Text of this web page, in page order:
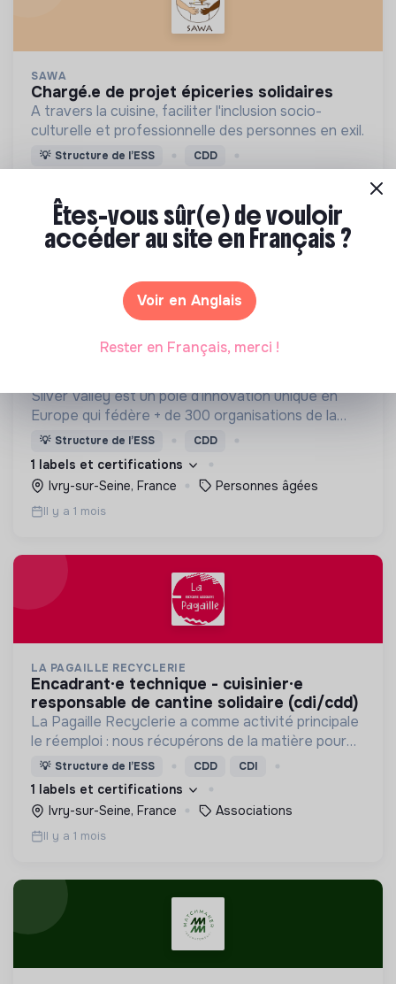
SAWA
chargé.e de projet épiceries solidaires
A travers la cuisine, faciliter l'inclusion socio-
culturelle et professionnelle des personnes en exil.
💡 Structure de l’ESS CDD
Il y a 24 jours
Silver Valley est un pôle d’innovation unique en
Europe qui fédère + de 300 organisations de la
Silver Économie, filière transversale qui répond
aux besoins et usages des seniors et de leur
entourage.
💡 Structure de l’ESS CDD
1 labels et certifications
Ivry-sur-Seine, France
Personnes âgées
Il y a 1 mois
LA PAGAILLE RECYCLERIE
encadrant·e technique - cuisinier·e
responsable de cantine solidaire (cdi/cdd)
La Pagaille Recyclerie a comme activité principale
le réemploi : nous récupérons de la matière pour
éviter qu’elle ne finisse à la poubelle ou à la
déchèterie.
💡 Structure de l’ESS CDD CDI
1 labels et certifications
Ivry-sur-Seine, France
Associations
Il y a 1 mois
Êtes-vous sûr(e) de vouloir
accéder au site en Français ?
Voir en Anglais
Rester en Français, merci !